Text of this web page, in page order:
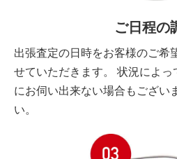
ご日程の
出張査定の日時をお客様のご希
せていただきます。 状況によっ
にお伺い出来ない場合もござい
い。